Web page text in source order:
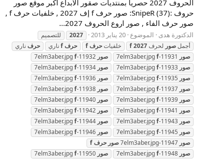
الحروف 2027 حصريا بمنتديات صقور الابداع اكبر موقع صور
حروف :SnipeR (37): صور حرف f إف 2027 , خلفيات حرف f ,
صور حرف الفاء , صور اروع الحروف 2027...
الدكتورة هدى الموضوع 20 يناير 2013 2027
للتصميم
أجمل صور لحرف f2027 خلفياتحرفf حرفfناري حرفناري
صور
f صور
f
صور
f صور
f
صور
f صور
f
صور
f صور
f
صور
f صور
f
صور
f صور
f
صور
f صور
f
صور
f صور
f
صور
صور حرفf
صور
f صور
f